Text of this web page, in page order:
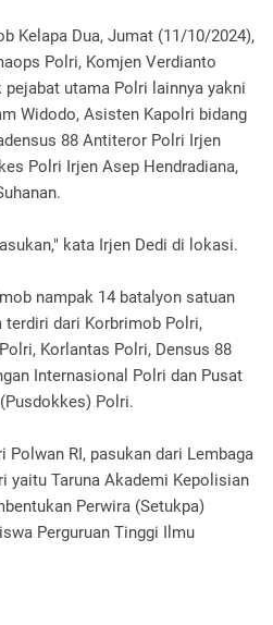
Kelapa Dua, Jumat (11/10/2024),
Polri, Komjen Verdianto
utama Polri lainnya yakni
Widodo, Asisten Kapolri bidang
88 Antiteror Polri Irjen
Polri Irjen Asep Hendradiana,
kata Irjen Dedi di lokasi.
nampak 14 batalyon satuan
terdiri dari Korbrimob Polri,
Korlantas Polri, Densus 88
Internasional Polri dan Pusat
Polri.
Polwan RI, pasukan dari Lembaga
yaitu Taruna Akademi Kepolisian
Perwira (Setukpa)
Perguruan Tinggi Ilmu